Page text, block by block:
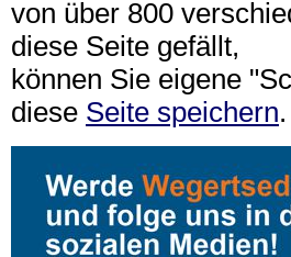
von über 800
diese Seite gefällt,
können Sie eigene
diese Seite speichern.